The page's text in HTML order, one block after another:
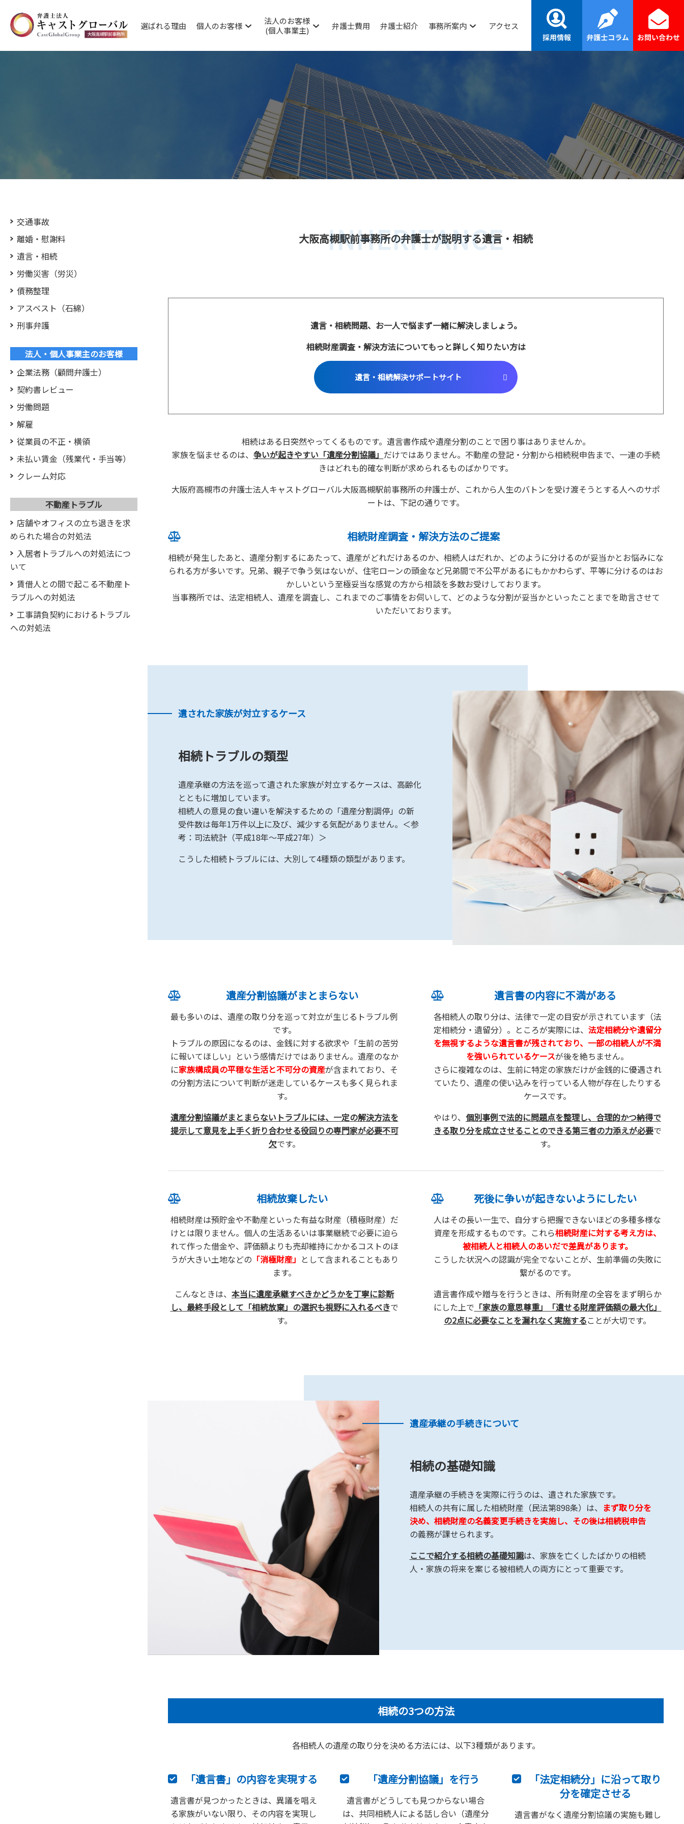
選ばれる理由 個人のお客様
法人のお客様
(個人事業主)
弁護士費用 弁護士紹介 事務所案内 アクセス
大阪高槻駅前事務所の弁護士が説明する遺言・相続
INHERITANCE
遺言・相続問題、お一人で悩まず一緒に解決しましょう。
相続財産調査・解決方法についてもっと詳しく知りたい方は
遺言・相続解決サポートサイト
相続はある日突然やってくるものです。遺言書作成や遺産分割のことで困り事はありませんか。
家族を悩ませるのは、 争いが起きやすい「遺産分割協議」 だけではありません。不動産の登記・分割から相続税申告まで、一連の手続
きはどれも的確な判断が求められるものばかりです。
大阪府高槻市の弁護士法人キャストグローバル大阪高槻駅前事務所の弁護士が、これから人生のバトンを受け渡そうとする人へのサポ
ートは、下記の通りです。
相続財産調査・解決方法のご提案
相続が発生したあと、遺産分割するにあたって、遺産がどれだけあるのか、相続人はだれか、どのように分けるのが妥当かとお悩みにな
られる方が多いです。兄弟、親子で争う気はないが、住宅ローンの頭金など兄弟間で不公平があるにもかかわらず、平等に分けるのはお
かしいという至極妥当な感覚の方から相談を多数お受けしております。
当事務所では、法定相続人、遺産を調査し、これまでのご事情をお伺いして、どのような分割が妥当かといったことまでを助言させて
いただいております。
遺された家族が対立するケース
相続トラブルの類型
遺産承継の方法を巡って遺された家族が対立するケースは、高齢化
とともに増加しています。
相続人の意見の食い違いを解決するための「遺産分割調停」の新
受件数は毎年1万件以上に及び、減少する気配がありません。＜参
考：司法統計（平成18年～平成27年）＞
こうした相続トラブルには、大別して4種類の類型があります。
遺産分割協議がまとまらない
最も多いのは、遺産の取り分を巡って対立が生じるトラブル例
です。
トラブルの原因になるのは、金銭に対する欲求や「生前の苦労
に報いてほしい」という感情だけではありません。遺産のなか
に家族構成員の平穏な生活と不可分の資産が含まれており、そ
の分割方法について判断が迷走しているケースも多く見られま
す。
遺産分割協議がまとまらないトラブルには、一定の解決方法を
提示して意見を上手く折り合わせる役回りの専門家が必要不可
欠です。
遺言書の内容に不満がある
各相続人の取り分は、法律で一定の目安が示されています（法
定相続分・遺留分）。ところが実際には、 法定相続分や遺留分
を無視するような遺言書が残されており、一部の相続人が不満
を強いられているケースが後を絶ちません。
さらに複雑なのは、生前に特定の家族だけが金銭的に優遇され
ていたり、遺産の使い込みを行っている人物が存在したりする
ケースです。
やはり、 個別事例で法的に問題点を整理し、合理的かつ納得で
きる取り分を成立させることのできる第三者の力添えが必要で
す。
相続放棄したい
相続財産は預貯金や不動産といった有益な財産（積極財産）だ
けとは限りません。個人の生活あるいは事業継続で必要に迫ら
れて作った借金や、評価額よりも売却維持にかかるコストのほ
うが大きい土地などの 「消極財産」 として含まれることもあり
ます。
こんなときは、 本当に遺産承継すべきかどうかを丁寧に診断
し、最終手段として「相続放棄」の選択も視野に入れるべきで
す。
死後に争いが起きないようにしたい
人はその長い一生で、自分すら把握できないほどの多種多様な
資産を形成するものです。これら相続財産に対する考え方は、
被相続人と相続人のあいだで差異があります。
こうした状況への認識が完全でないことが、生前準備の失敗に
繋がるのです。
遺言書作成や贈与を行うときは、所有財産の全容をまず明らか
にした上で 「家族の意思尊重」「遺せる財産評価額の最大化」
の2点に必要なことを漏れなく実施することが大切です。
遺産承継の手続きについて
相続の基礎知識
遺産承継の手続きを実際に行うのは、遺された家族です。
相続人の共有に属した相続財産（民法第898条）は、 まず取り分を
決め、相続財産の名義変更手続きを実施し、その後は相続税申告
の義務が課せられます。
ここで紹介する相続の基礎知識は、家族を亡くしたばかりの相続
人・家族の将来を案じる被相続人の両方にとって重要です。
相続の3つの方法
各相続人の遺産の取り分を決める方法には、以下3種類があります。
「遺言書」の内容を実現する
遺言書が見つかったときは、異議を唱え
る家族がいない限り、その内容を実現し
「遺産分割協議」を行う
遺言書がどうしても見つからない場合
は、共同相続人による話し合い（遺産分
「法定相続分」に沿って取り
分を確定させる
遺言書がなく遺産分割協議の実施も難し
交通事故
離婚・慰謝料
遺言・相続
労働災害（労災）
債務整理
アスベスト（石綿）
刑事弁護
法人・個人事業主のお客様
企業法務（顧問弁護士）
契約書レビュー
労働問題
解雇
従業員の不正・横領
未払い賃金（残業代・手当等）
クレーム対応
不動産トラブル
店舗やオフィスの立ち退きを求
められた場合の対処法
入居者トラブルへの対処法につ
いて
賃借人との間で起こる不動産ト
ラブルへの対処法
工事請負契約におけるトラブル
への対処法